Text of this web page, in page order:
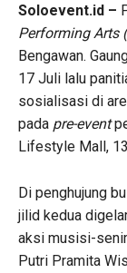
Soloevent.id –
Performing Arts
Bengawan.
17 Juli lalu
sosialisasi di
pada pre-event
Lifestyle Mall,
Di penghujung
jilid kedua
aksi musisi-
Putri Pramita